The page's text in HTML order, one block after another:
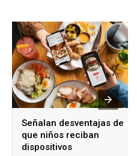
Señalan desventajas de
que niños reciban
dispositivos